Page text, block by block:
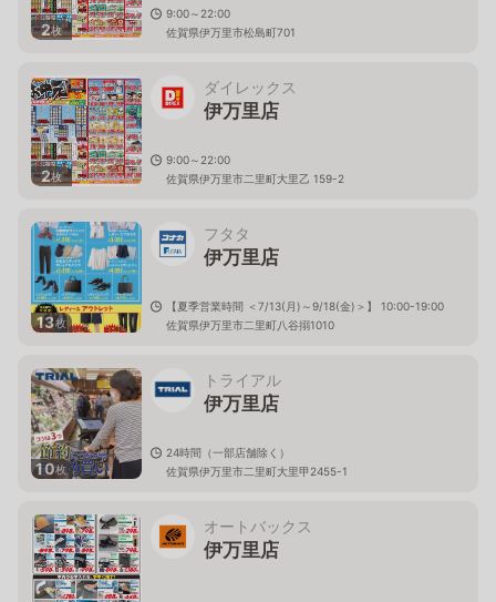
2枚
9:00～22:00
佐賀県伊万里市松島町701
2枚
ダイレックス
伊万里店
9:00～22:00
佐賀県伊万里市二里町大里乙 159-2
13枚
フタタ
伊万里店
【夏季営業時間 ＜7/13(月)～9/18(金)＞】 10:00-19:00
佐賀県伊万里市二里町八谷搦1010
10枚
トライアル
伊万里店
24時間（一部店舗除く）
佐賀県伊万里市二里町大里甲2455-1
オートバックス
伊万里店